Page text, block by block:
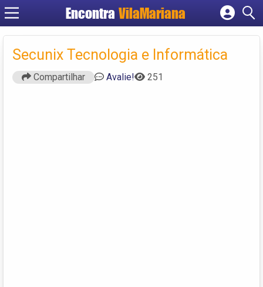
EncontraVilaMariana
Cadastrar empresa
Criar conta
Secunix Tecnologia e Informática
Compartilhar Avalie! 251